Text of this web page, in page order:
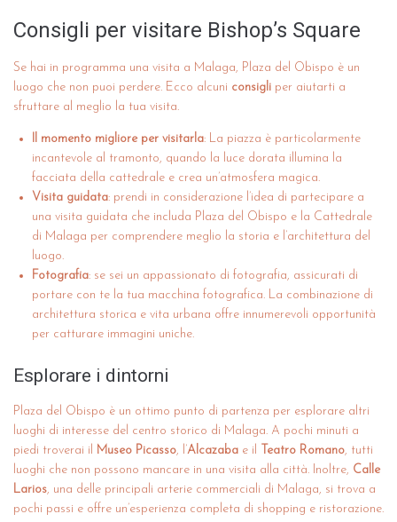
Consigli per visitare Bishop’s Square
Se hai in programma una visita a Malaga, Plaza del Obispo è un
luogo che non puoi perdere. Ecco alcuni consigli per aiutarti a
sfruttare al meglio la tua visita.
Il momento migliore per visitarla: La piazza è particolarmente
incantevole al tramonto, quando la luce dorata illumina la
facciata della cattedrale e crea un’atmosfera magica.
Visita guidata: prendi in considerazione l’idea di partecipare a
una visita guidata che includa Plaza del Obispo e la Cattedrale
di Malaga per comprendere meglio la storia e l’architettura del
luogo.
Fotografia: se sei un appassionato di fotografia, assicurati di
portare con te la tua macchina fotografica. La combinazione di
architettura storica e vita urbana offre innumerevoli opportunità
per catturare immagini uniche.
Esplorare i dintorni
Plaza del Obispo è un ottimo punto di partenza per esplorare altri
luoghi di interesse del centro storico di Malaga. A pochi minuti a
piedi troverai il
Museo Picasso, l’Alcazaba e il Teatro Romano, tutti
luoghi che non possono mancare in una visita alla città. Inoltre, Calle
Larios, una delle principali arterie commerciali di Malaga, si trova a
pochi passi e offre un’esperienza completa di shopping e ristorazione.